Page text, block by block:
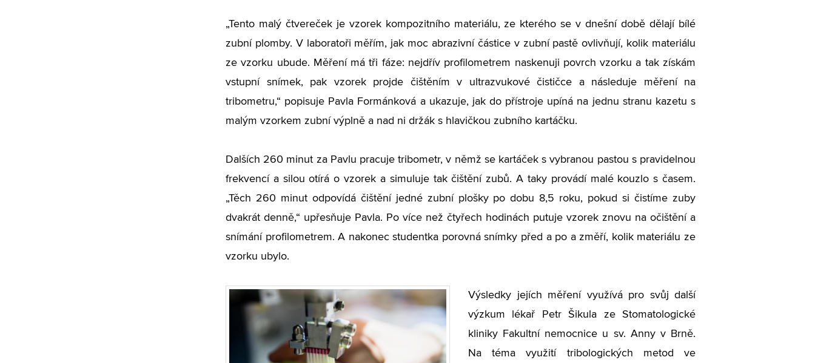
„Tento malý čtvereček je vzorek kompozitního materiálu, ze kterého se v dnešní době dělají bílé
zubní plomby. V laboratoři měřím, jak moc abrazivní částice v zubní pastě ovlivňují, kolik materiálu
ze vzorku ubude. Měření má tři fáze: nejdřív profilometrem naskenuji povrch vzorku a tak získám
vstupní snímek, pak vzorek projde čištěním v ultrazvukové čističce a následuje měření na
tribometru,“ popisuje Pavla Formánková a ukazuje, jak do přístroje upíná na jednu stranu kazetu s
malým vzorkem zubní výplně a nad ni držák s hlavičkou zubního kartáčku.
Dalších 260 minut za Pavlu pracuje tribometr, v němž se kartáček s vybranou pastou s pravidelnou
frekvencí a silou otírá o vzorek a simuluje tak čištění zubů. A taky provádí malé kouzlo s časem.
„Těch 260 minut odpovídá čištění jedné zubní plošky po dobu 8,5 roku, pokud si čistíme zuby
dvakrát denně,“ upřesňuje Pavla. Po více než čtyřech hodinách putuje vzorek znovu na očištění a
snímání profilometrem. A nakonec studentka porovná snímky před a po a změří, kolik materiálu ze
vzorku ubylo.
Výsledky jejích měření využívá pro svůj další
výzkum lékař Petr Šikula ze Stomatologické
kliniky Fakultní nemocnice u sv. Anny v Brně.
Na téma využití tribologických metod ve